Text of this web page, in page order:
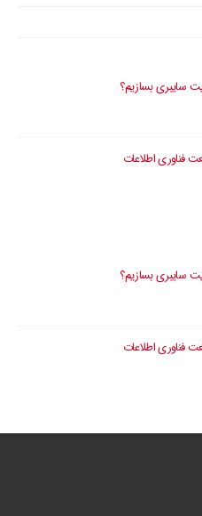
سایبری بسازیم؟
سایبری بسازیم؟